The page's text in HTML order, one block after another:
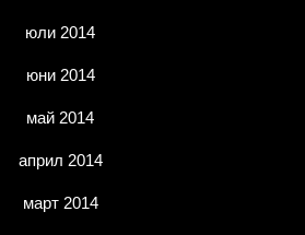
юли 2014
юни 2014
май 2014
април 2014
март 2014